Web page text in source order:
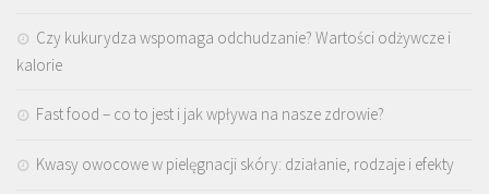
Czy kukurydza wspomaga odchudzanie? Wartości odżywcze i
kalorie
Fast food – co to jest i jak wpływa na nasze zdrowie?
Kwasy owocowe w pielęgnacji skóry: działanie, rodzaje i efekty